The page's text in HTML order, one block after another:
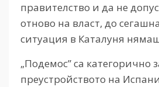
правителство и да не
отново на власт, до
ситуация в Каталуня
„Подемос” са категорично
преустройството на